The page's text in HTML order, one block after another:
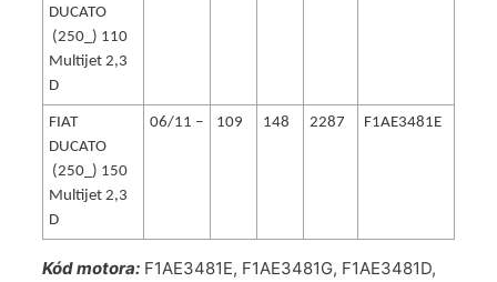
DUCATO
(250_) 110
Multijet 2,3
D
FIAT
DUCATO
(250_) 150
Multijet 2,3
D
06/11 – 109 148 2287 F1AE3481E
Kód motora: F1AE3481E, F1AE3481G, F1AE3481D,